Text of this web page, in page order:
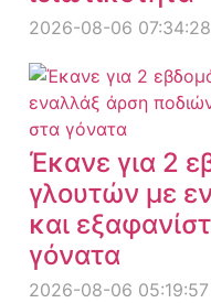
2026-08-06 07:34:28
Έκανε για 2
γλουτών με
και
γόνατα
2026-08-06 05:19:57